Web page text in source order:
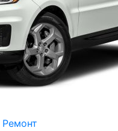
Ремонт